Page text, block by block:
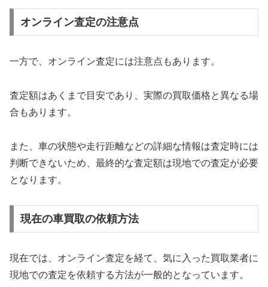
オンライン査定の注意点
一方で、オンライン査定には注意点もあります。
査定額はあくまで目安であり、実際の買取価格と異なる場
合もあります。
また、車の状態や走行距離などの詳細な情報は査定時には
判断できないため、最終的な査定額は現地での査定が必要
となります。
現在の車買取の依頼方法
現在では、オンライン査定を経て、気に入った買取業者に
現地での査定を依頼する方法が一般的となっています。